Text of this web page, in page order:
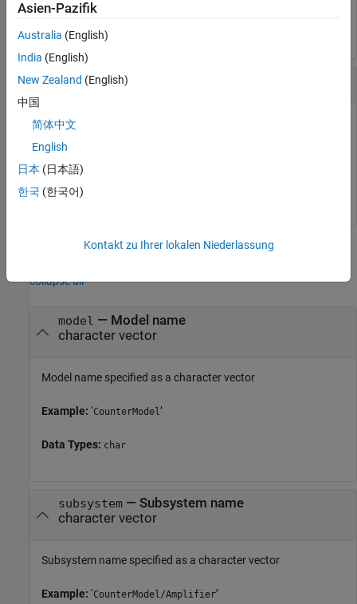
coder.report.open(
Open code generation report for a subsystem
Open a code generation report for the subsystem ‘
in model ‘
Input Arguments
collapse all
model — Model name
character vector
Model name specified as a character vector
Example: ‘CounterModel’
Data Types: char
subsystem— Subsystem name
character vector
Subsystem name specified as a character vector
Example: ‘CounterModel/Amplifier’
Asien-Pazifik
Australia (English)
India (English)
New Zealand (English)
中国
简体中文
English
日本 (日本語)
한국 (한국어)
Kontakt zu Ihrer lokalen Niederlassung